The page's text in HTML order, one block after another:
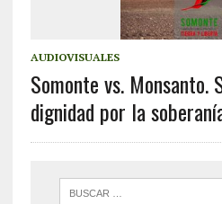
AUDIOVISUALES
Somonte vs. Monsanto.
dignidad por la